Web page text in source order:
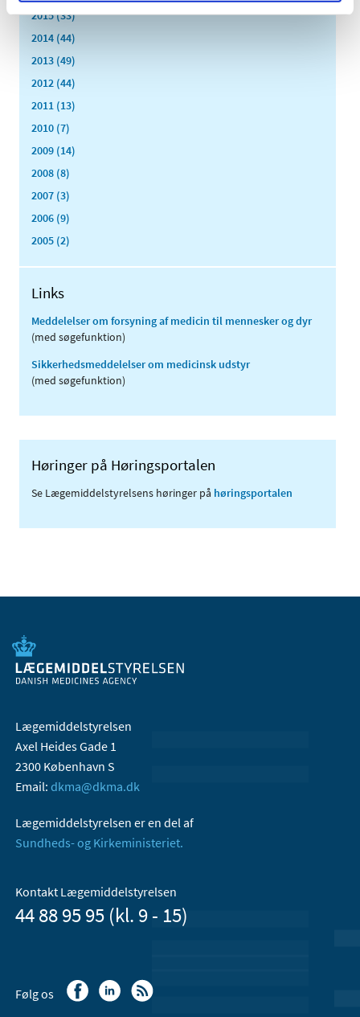
2015 (33)
2014 (44)
2013 (49)
2012 (44)
2011 (13)
2010 (7)
2009 (14)
2008 (8)
2007 (3)
2006 (9)
2005 (2)
Links
Meddelelser om forsyning af medicin til mennesker og dyr
(med søgefunktion)
Sikkerhedsmeddelelser om medicinsk udstyr
(med søgefunktion)
Høringer på Høringsportalen
Se Lægemiddelstyrelsens høringer på høringsportalen
Lægemiddelstyrelsen
Axel Heides Gade 1
2300 København S
Email: dkma@dkma.dk
Lægemiddelstyrelsen er en del af
Sundheds- og Kirkeministeriet.
Kontakt Lægemiddelstyrelsen
44 88 95 95 (kl. 9 - 15)
Følg os